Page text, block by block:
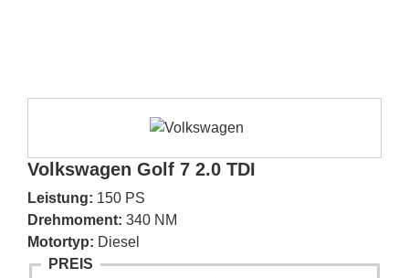
Volkswagen Golf 7 2.0 TDI
Leistung: 150 PS
Drehmoment: 340 NM
Motortyp: Diesel
PREIS